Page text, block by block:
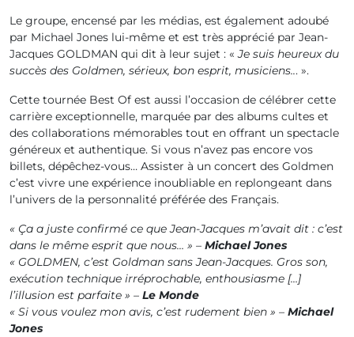
Le groupe, encensé par les médias, est également adoubé
par Michael Jones lui-même et est très apprécié par Jean-
Jacques GOLDMAN qui dit à leur sujet : «Je suis heureux du
succès des Goldmen, sérieux, bon esprit, musiciens... ».
Cette tournée Best Of est aussi l’occasion de célébrer cette
carrière exceptionnelle, marquée par des albums cultes et
des collaborations mémorables tout en offrant un spectacle
généreux et authentique. Si vous n’avez pas encore vos
billets, dépêchez-vous… Assister à un concert des Goldmen
c’est vivre une expérience inoubliable en replongeant dans
l’univers de la personnalité préférée des Français.
« Ça a juste confirmé ce que Jean-Jacques m’avait dit : c’est
dans le même esprit que nous… » – Michael Jones
« GOLDMEN, c’est Goldman sans Jean-Jacques. Gros son,
exécution technique irréprochable, enthousiasme […]
l’illusion est parfaite » – Le Monde
« Si vous voulez mon avis, c’est rudement bien » – Michael
Jones